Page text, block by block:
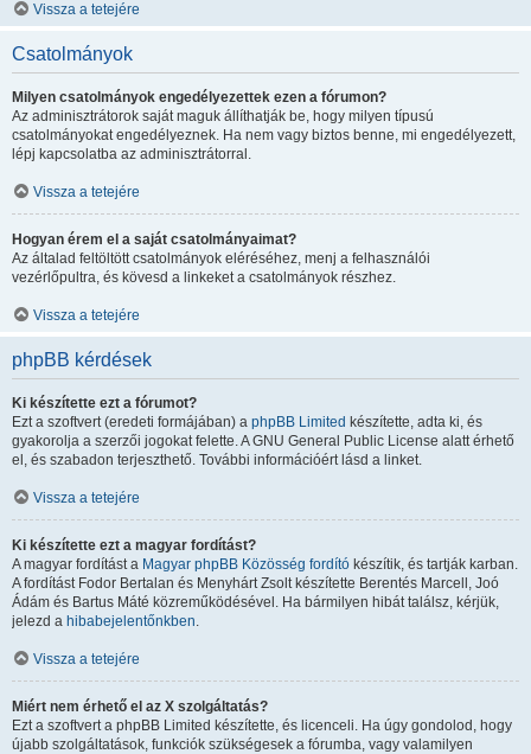
Vissza a tetejére
Csatolmányok
Milyen csatolmányok engedélyezettek ezen a fórumon?
Az adminisztrátorok saját maguk állíthatják be, hogy milyen típusú
csatolmányokat engedélyeznek. Ha nem vagy biztos benne, mi engedélyezett,
lépj kapcsolatba az adminisztrátorral.
Vissza a tetejére
Hogyan érem el a saját csatolmányaimat?
Az általad feltöltött csatolmányok eléréséhez, menj a felhasználói
vezérlőpultra, és kövesd a linkeket a csatolmányok részhez.
Vissza a tetejére
phpBB kérdések
Ki készítette ezt a fórumot?
Ezt a szoftvert (eredeti formájában) a phpBB Limited készítette, adta ki, és
gyakorolja a szerzői jogokat felette. A GNU General Public License alatt érhető
el, és szabadon terjeszthető. További információért lásd a linket.
Vissza a tetejére
Ki készítette ezt a magyar fordítást?
A magyar fordítást a Magyar phpBB Közösség fordító készítik, és tartják karban.
A fordítást Fodor Bertalan és Menyhárt Zsolt készítette Berentés Marcell, Joó
Ádám és Bartus Máté közreműködésével. Ha bármilyen hibát találsz, kérjük,
jelezd a hibabejelentőnkben.
Vissza a tetejére
Miért nem érhető el az X szolgáltatás?
Ezt a szoftvert a phpBB Limited készítette, és licenceli. Ha úgy gondolod, hogy
újabb szolgáltatások, funkciók szükségesek a fórumba, vagy valamilyen